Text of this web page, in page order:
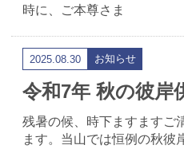
時に、ご本尊さま
2025.08.30 お知らせ
令和7年 秋の彼岸
残暑の候、時下ますますご
ます。当山では恒例の秋彼